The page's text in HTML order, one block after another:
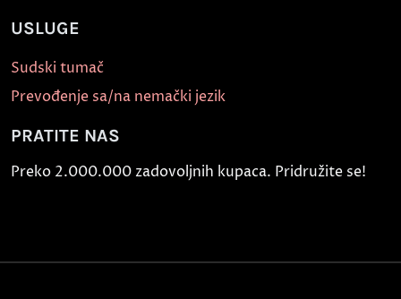
USLUGE
Sudski tumač
Prevođenje sa/na nemački jezik
PRATITE NAS
Preko 2.000.000 zadovoljnih kupaca. Pridružite se!